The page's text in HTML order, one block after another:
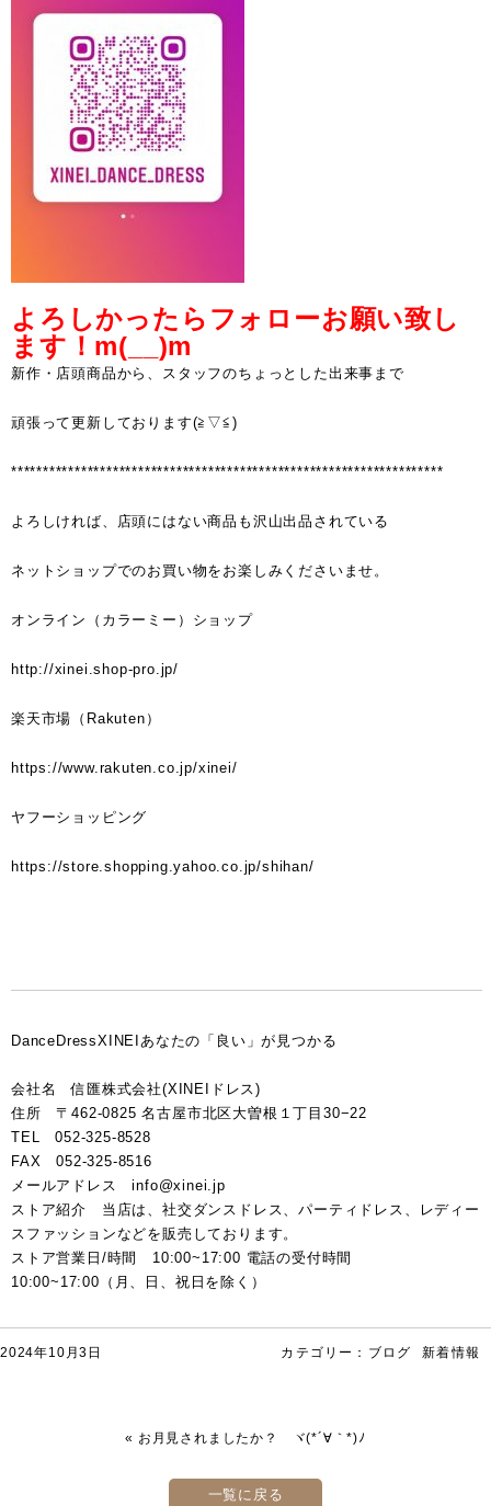
よろしかったらフォローお願い致し
ます！m(__)m
新作・店頭商品から、スタッフのちょっとした出来事まで
頑張って更新しております(≧▽≦)
********************************************************************
よろしければ、店頭にはない商品も沢山出品されている
ネットショップでのお買い物をお楽しみくださいませ。
オンライン（カラーミー）ショップ
http://xinei.shop-pro.jp/
楽天市場（Rakuten）
https://www.rakuten.co.jp/xinei/
ヤフーショッピング
https://store.shopping.yahoo.co.jp/shihan/
DanceDressXINEIあなたの「良い」が見つかる
会社名 信匯株式会社(XINEIドレス)
住所 〒462-0825 名古屋市北区大曽根１丁目30−22
TEL 052-325-8528
FAX 052-325-8516
メールアドレス info@xinei.jp
ストア紹介 当店は、社交ダンスドレス、パーティドレス、レディー
スファッションなどを販売しております。
ストア営業日/時間 10:00~17:00 電話の受付時間
10:00~17:00（月、日、祝日を除く）
カテゴリー： ブログ 新着情報
2024年10月3日
« お月見されましたか？ ヾ(*´∀｀*)ﾉ
一覧に戻る